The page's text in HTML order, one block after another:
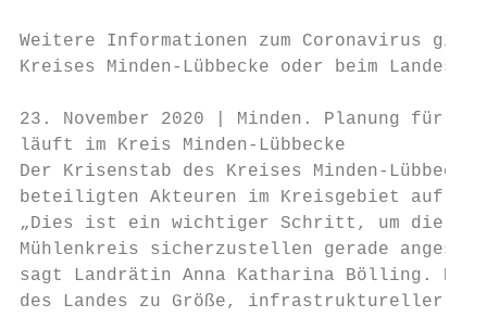
Weitere Informationen zum Coronavirus gibt
Kreises Minden-Lübbecke oder beim
23. November 2020 | Minden. Planung für
läuft im Kreis Minden-Lübbecke
Der Krisenstab des Kreises Minden-
beteiligten Akteuren im Kreisgebiet auf
„Dies ist ein wichtiger Schritt, um die
Mühlenkreis sicherzustellen gerade
sagt Landrätin Anna Katharina Bölling.
des Landes zu Größe, infrastruktureller